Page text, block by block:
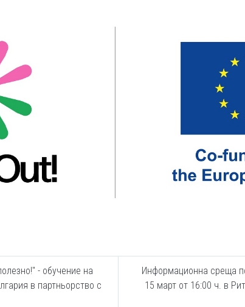
- обучение на
в партньорство с
Информационна среща
15 март от 16:00 ч. в